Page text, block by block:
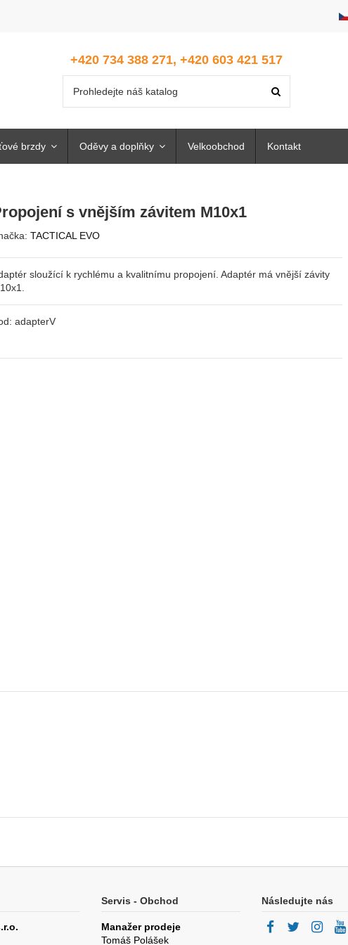
+420 734 388 271, +420 603 421 517
brzdy Oděvy a doplňky Velkoobchod Kontakt
s vnějším závitem M10x1
TACTICAL EVO
sloužící k rychlému a kvalitnímu propojení. Adaptér má vnější závity
adapterV
Servis - Obchod
Manažer prodeje
Tomáš Polášek
Následujte nás